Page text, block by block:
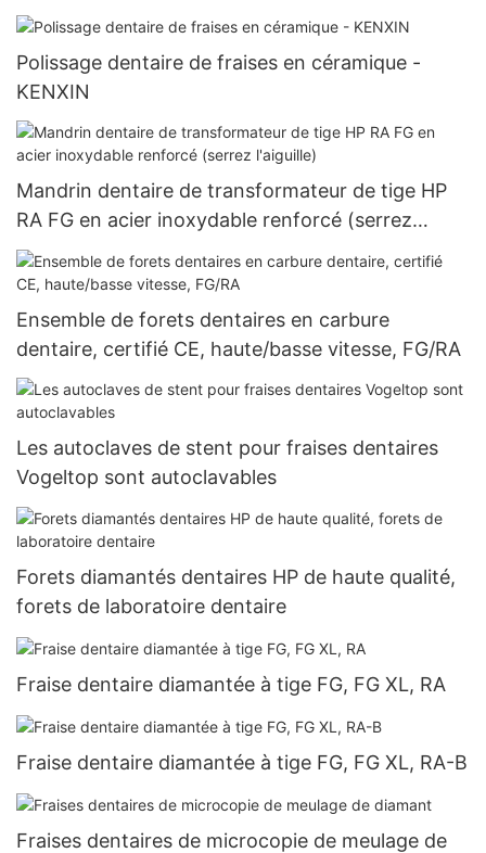
la pierre dentaire, équipement de pierres
précieuses, tête de meulage et de polissage
Polissage dentaire de fraises en céramique -
KENXIN
Mandrin dentaire de transformateur de tige HP
RA FG en acier inoxydable renforcé (serrez
l'aiguille)
Ensemble de forets dentaires en carbure
dentaire, certifié CE, haute/basse vitesse, FG/RA
Les autoclaves de stent pour fraises dentaires
Vogeltop sont autoclavables
Forets diamantés dentaires HP de haute qualité,
forets de laboratoire dentaire
Fraise dentaire diamantée à tige FG, FG XL, RA
Fraise dentaire diamantée à tige FG, FG XL, RA-B
Fraises dentaires de microcopie de meulage de